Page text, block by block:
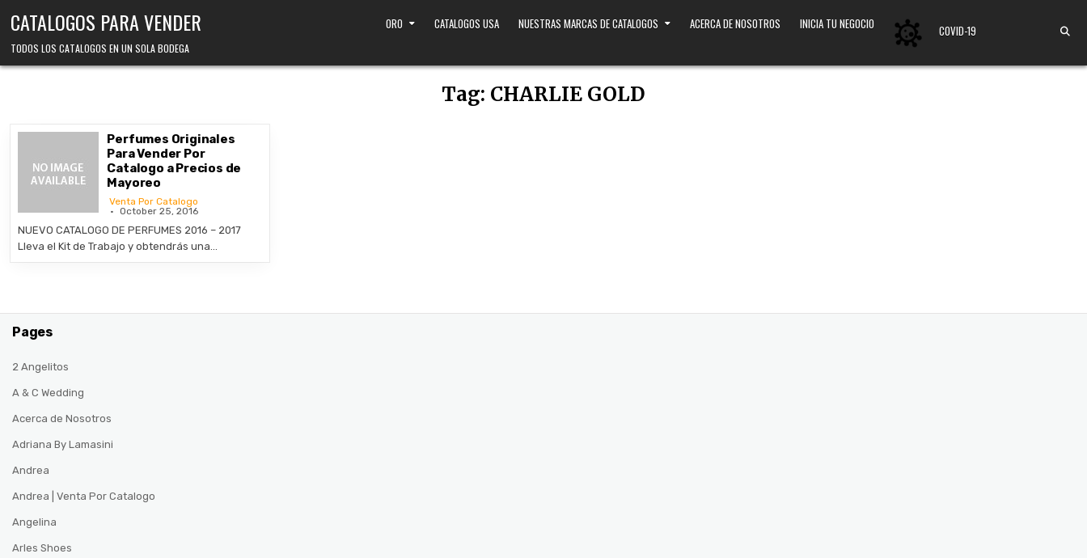
CATALOGOS PARA VENDER
TODOS LOS CATALOGOS EN UN SOLA BODEGA
ORO CATALOGOS USA NUESTRAS MARCAS DE CATALOGOS ACERCA DE NOSOTROS INICIA TU NEGOCIO COVID-19
Tag: CHARLIE GOLD
Perfumes Originales
Para Vender Por
Catalogo a Precios de
Mayoreo
Venta Por Catalogo
October 25, 2016
NUEVO CATALOGO DE PERFUMES 2016 – 2017
Lleva el Kit de Trabajo y obtendrás una…
Pages
2 Angelitos
A & C Wedding
Acerca de Nosotros
Adriana By Lamasini
Andrea
Andrea | Venta Por Catalogo
Angelina
Arles Shoes